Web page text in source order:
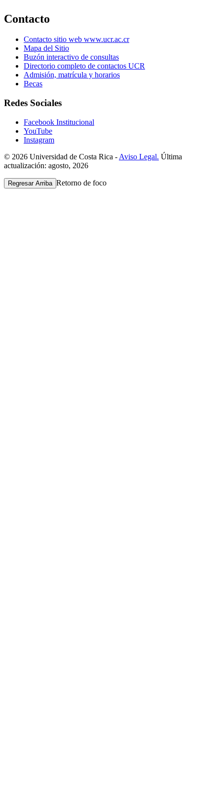
Contacto
Contacto sitio web www.ucr.ac.cr
Mapa del Sitio
Buzón interactivo de consultas
Directorio completo de contactos UCR
Admisión, matrícula y horarios
Becas
Redes Sociales
Facebook Institucional
YouTube
Instagram
© 2026 Universidad de Costa Rica - Aviso Legal. Última
actualización: agosto, 2026
Regresar Arriba Retorno de foco